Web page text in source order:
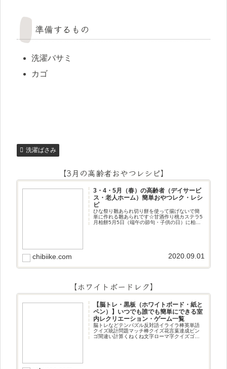
準備するもの
洗濯バサミ
カゴ
洗濯ばさみ
【3月の高齢者おやつレシピ】
3・4・5月（春）の高齢者（デイサービ
ス・老人ホーム）簡単おやつレク・レシ
ピ
ひな祭り雛あられ切り餅を使って揚げないで簡
単に作れる雛あられです☆甘酒作り桃カステラ5
月柏餅5月5日（端午の節句・子供の日）に柏餅
chibiike.com 2020.09.01
【ホワイトボードレク】
【脳トレ・黒板（ホワイトボード・紙と
ペン）】いつでも誰でも簡単にできる室
内レクリエーション・ゲーム一覧
脳トレなどテンパズル反対語イライラ棒英単語
クイズ統計問題マッチ棒クイズ花言葉達成ビン
ゴ間違い計算くねくね文字ローマ字クイズゴロ